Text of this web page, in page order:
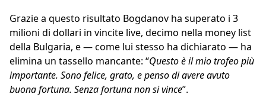
Grazie a questo risultato Bogdanov ha superato i 3
milioni di dollari in vincite live, decimo nella money list
della Bulgaria, e — come lui stesso ha dichiarato — ha
elimina un tassello mancante: “Questo è il mio trofeo più
importante. Sono felice, grato, e penso di avere avuto
buona fortuna. Senza fortuna non si vince”.